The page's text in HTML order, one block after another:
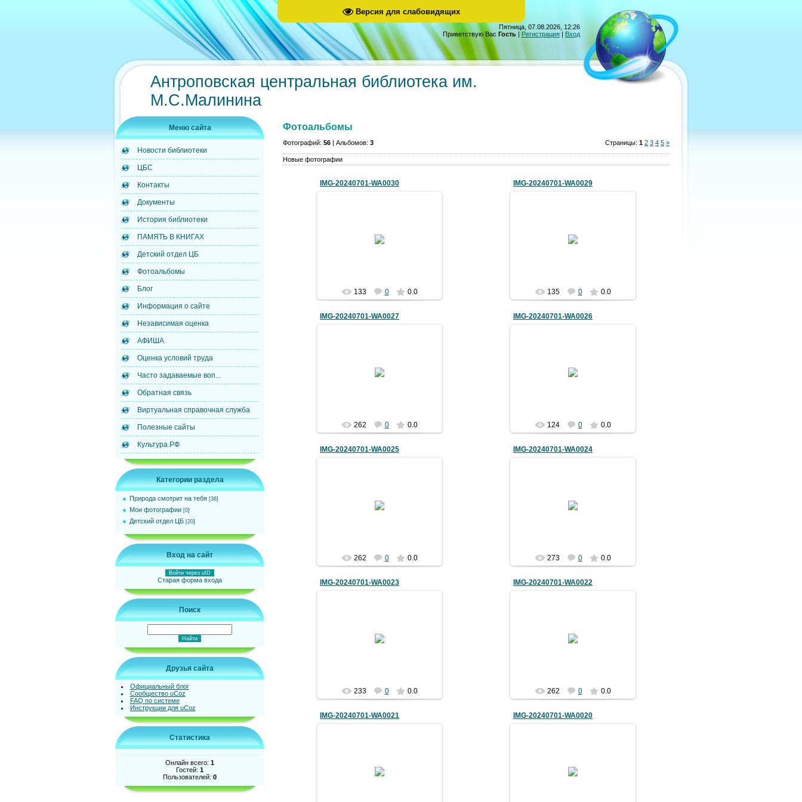
Версия для слабовидящих
Пятница, 07.08.2026, 12:26
Приветствую Вас Гость | Регистрация | Вход
Антроповская центральная библиотека им.
М.С.Малинина
Меню сайта
Новости библиотеки
ЦБС
Контакты
Документы
История библиотеки
ПАМЯТЬ В КНИГАХ
Детский отдел ЦБ
Фотоальбомы
Блог
Информация о сайте
Независимая оценка
АФИША
Оценка условий труда
Часто задаваемые воп...
Обратная связь
Виртуальная справочная служба
Полезные сайты
Культура.РФ
Категории раздела
Природа смотрит на тебя [36]
Мои фотографии [0]
Детский отдел ЦБ [20]
Вход на сайт
Войти через uID
Старая форма входа
Поиск
Друзья сайта
Официальный блог
Сообщество uCoz
FAQ по системе
Инструкции для uCoz
Статистика
Онлайн всего: 1
Гостей: 1
Пользователей: 0
Фотоальбомы
Фотографий: 56 | Альбомов: 3 Страницы: 1 2 3 4 5 »
Новые фотографии
IMG-20240701-WA0030
133 0 0.0
IMG-20240701-WA0029
135 0 0.0
IMG-20240701-WA0027
262 0 0.0
IMG-20240701-WA0026
124 0 0.0
IMG-20240701-WA0025
262 0 0.0
IMG-20240701-WA0024
273 0 0.0
IMG-20240701-WA0023
233 0 0.0
IMG-20240701-WA0022
262 0 0.0
IMG-20240701-WA0021 IMG-20240701-WA0020